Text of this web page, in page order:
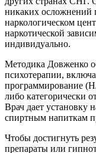
никаких осложнений
наркологическом
наркотической
индивидуально.
Методика Довженко
психотерапии,
программирование
либо категорически
Врач дает установку
спиртным напиткам
Чтобы достигнуть
препараты или